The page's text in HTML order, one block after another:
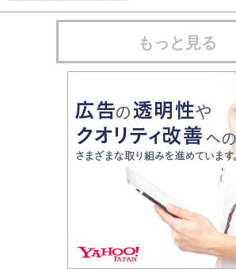
もっと見る